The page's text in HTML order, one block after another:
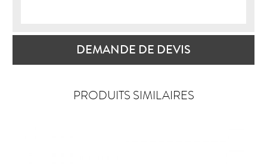
DEMANDE DE DEVIS
PRODUITS SIMILAIRES